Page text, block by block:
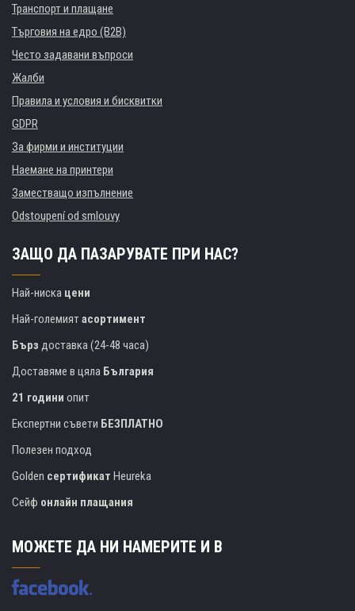
Транспорт и плащане
Търговия на едро (B2B)
Често задавани въпроси
Жалби
Правила и условия и бисквитки
GDPR
За фирми и институции
Наемане на принтери
Заместващо изпълнение
Odstoupení od smlouvy
ЗАЩО ДА ПАЗАРУВАТЕ ПРИ НАС?
Най-ниска цени
Най-големиятасортимент
Бърз доставка (24-48 часа)
Доставяме в цяла България
21 години опит
Експертни съвети БЕЗПЛАТНО
Полезен подход
Golden сертификат Heureka
Сейф онлайн плащания
МОЖЕТЕ ДА НИ НАМЕРИТЕ И В